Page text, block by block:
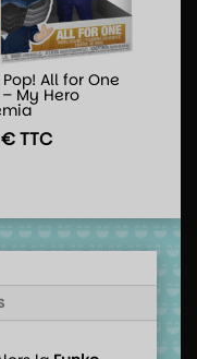
All for One
My Hero
€TTC